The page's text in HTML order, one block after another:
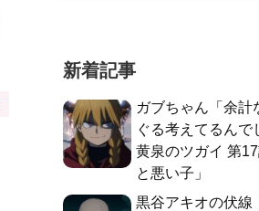
新着記事
ガブちゃん「余計
ぐる考えてるんで
黄泉のツガイ 第
と悪い子」
黒谷アキオの伏線